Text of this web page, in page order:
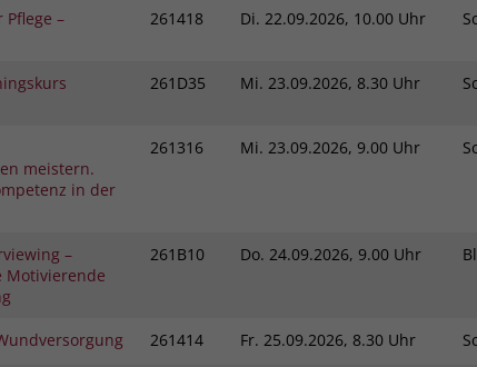
–
261418 Di. 22.09.2026, 10.00 Uhr
261D35 Mi. 23.09.2026, 8.30 Uhr
meistern.
in der
261316 Mi. 23.09.2026, 9.00 Uhr
–
Motivierende
261B10 Do. 24.09.2026, 9.00 Uhr
261414 Fr. 25.09.2026, 8.30 Uhr